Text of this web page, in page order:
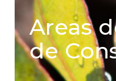
Areas
de